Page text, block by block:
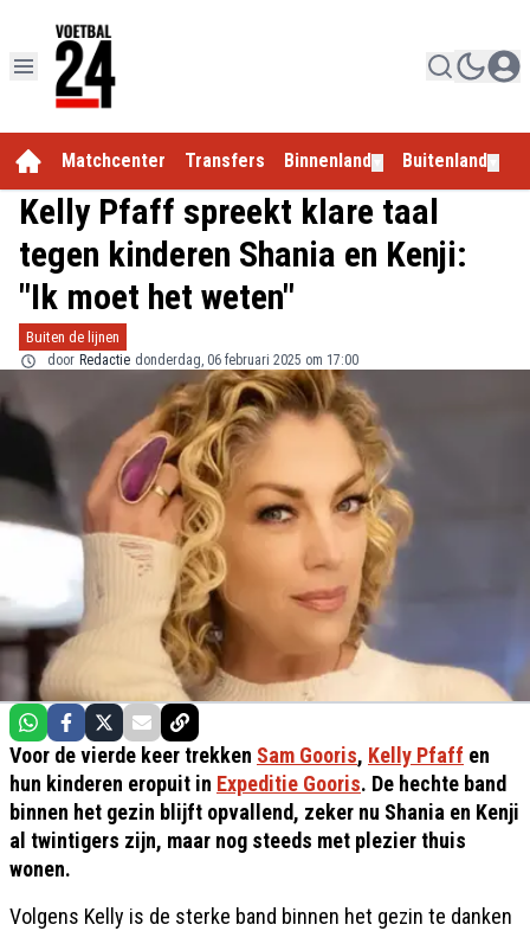
Matchcenter Transfers Binnenland Buitenland
Kelly Pfaff spreekt klare taal
tegen kinderen Shania en Kenji:
"Ik moet het weten"
Buiten de lijnen
door Redactie donderdag, 06 februari 2025 om 17:00
Voor de vierde keer trekken Sam Gooris, Kelly Pfaff en
hun kinderen eropuit in Expeditie Gooris. De hechte band
binnen het gezin blijft opvallend, zeker nu Shania en Kenji
al twintigers zijn, maar nog steeds met plezier thuis
wonen.
Volgens Kelly is de sterke band binnen het gezin te danken